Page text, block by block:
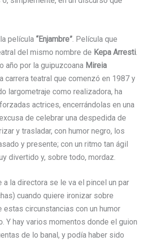
película “Enjambre” . Película que
del mismo nombre de Kepa Arresti
año por la guipuzcoana Mireia
carrera teatral que comenzó en 1987 y
largometraje como realizadora, ha
actrices, encerrándolas en una
de celebrar una despedida de
y trasladar, con humor negro, los
y presente; con un ritmo tan ágil
divertido y, sobre todo, mordaz.
a la directora se le va el pincel un par
cuando quiere ironizar sobre
estas circunstancias con un humor
Y hay varios momentos donde el guion
de lo banal, y podía haber sido